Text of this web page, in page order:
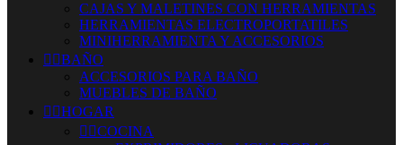
CAJAS Y MALETINES CON HERRAMIENTAS
HERRAMIENTAS ELECTROPORTATILES
MINIHERRAMIENTA Y ACCESORIOS
 BAÑO
ACCESORIOS PARA BAÑO
MUEBLES DE BAÑO
 HOGAR
 COCINA